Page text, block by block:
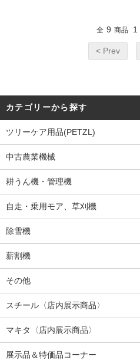
全 9 商品 1
< Prev
カテゴリーから探す
ツリーケア用品(PETZL)
中古農業機械
耕うん機・管理機
自走・乗用モア、草刈機
除雪機
薪割機
その他
スチール〈店内展示商品〉
マキタ〈店内展示商品〉
展示品＆特価品コーナー